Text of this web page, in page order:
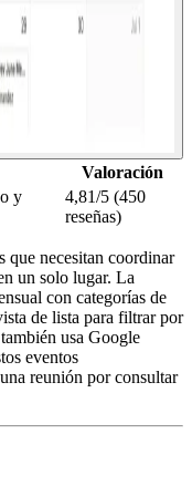
Valoración
y
4,81/5 (450
reseñas)
que necesitan coordinar
un solo lugar. La
con categorías de
de lista para filtrar por
usa Google
eventos
reunión por consultar